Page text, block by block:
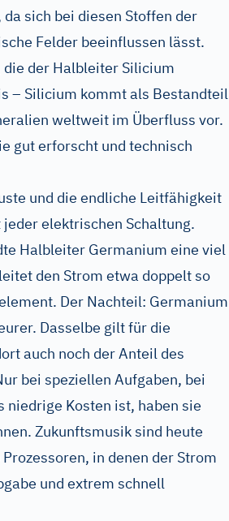
sich bei diesen Stoffen der
Felder beeinflussen lässt.
der Halbleiter Silicium
– Silicium kommt als Bestandteil
weltweit im Überfluss vor.
gut erforscht und technisch
und die endliche Leitfähigkeit
elektrischen Schaltung.
Halbleiter Germanium eine viel
den Strom etwa doppelt so
Der Nachteil: Germanium
Dasselbe gilt für die
auch noch der Anteil des
bei speziellen Aufgaben, bei
Kosten ist, haben sie
Zukunftsmusik sind heute
in denen der Strom
und extrem schnell